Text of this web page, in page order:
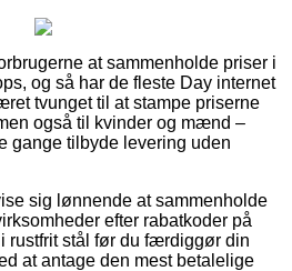
at sammenholde priser i
og så har de fleste Day internet
tvunget til at stampe priserne
også til kvinder og mænd –
gange tilbyde levering uden
sig lønnende at sammenholde
efter rabatkoder på
rustfrit stål før du færdiggør din
at antage den mest betalelige